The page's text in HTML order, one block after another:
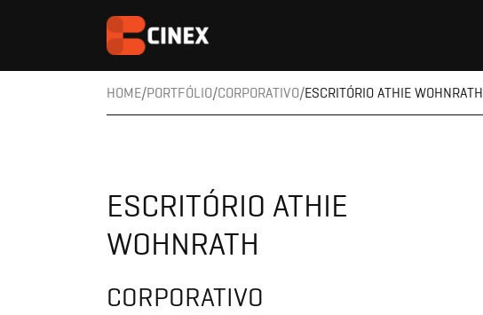
HOME PORTFÓLIO CORPORATIVO ESCRITÓRIO ATHIE WOHNRATH
ESCRITÓRIO ATHIE
WOHNRATH
CORPORATIVO